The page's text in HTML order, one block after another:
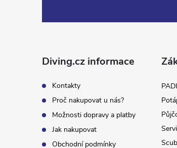
Diving.cz informace
Kontakty
Proč nakupovat u nás?
Možnosti dopravy a platby
Jak nakupovat
Obchodní podmínky